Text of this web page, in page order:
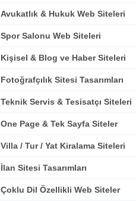
Avukatlık & Hukuk Web Siteleri
Spor Salonu Web Siteleri
Kişisel & Blog ve Haber Siteleri
Fotoğrafçılık Sitesi Tasarımları
Teknik Servis & Tesisatçı Siteleri
One Page & Tek Sayfa Siteler
Villa / Tur / Yat Kiralama Siteleri
İlan Sitesi Tasarımları
Çoklu Dil Özellikli Web Siteler